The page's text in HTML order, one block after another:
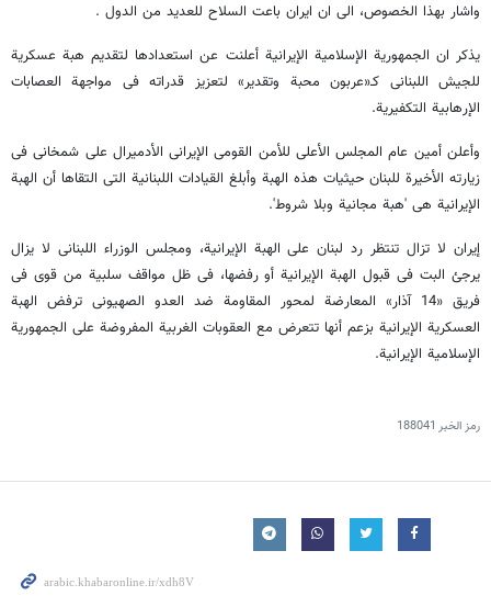
واشار بهذا الخصوص، الی ان ایران باعت السلاح للعدید من الدول .
یذکر ان الجمهوریة الإسلامیة الإیرانیة أعلنت عن استعدادها لتقدیم هبة عسکریة
للجیش اللبنانی کـ«عربون محبة وتقدیر» لتعزیز قدراته فی مواجهة العصابات
الإرهابیة التکفیریة.
وأعلن أمین عام المجلس الأعلی للأمن القومی الإیرانی الأدمیرال علی شمخانی فی
زیارته الأخیرة للبنان حیثیات هذه الهبة وأبلغ القیادات اللبنانیة التی التقاها أن الهبة
الإیرانیة هی 'هبة مجانیة وبلا شروط'.
إیران لا تزال تنتظر رد لبنان علی الهبة الإیرانیة، ومجلس الوزراء اللبنانی لا یزال
یرجئ البت فی قبول الهبة الإیرانیة أو رفضها، فی ظل مواقف سلبیة من قوی فی
فریق «14 آذار» المعارضة لمحور المقاومة ضد العدو الصهیونی ترفض الهبة
العسکریة الإیرانیة بزعم أنها تتعرض مع العقوبات الغربیة المفروضة علی الجمهوریة
الإسلامیة الإیرانیة.
رمز الخبر 188041